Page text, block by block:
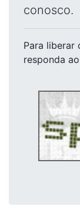
conosco.
Para liberar
responda